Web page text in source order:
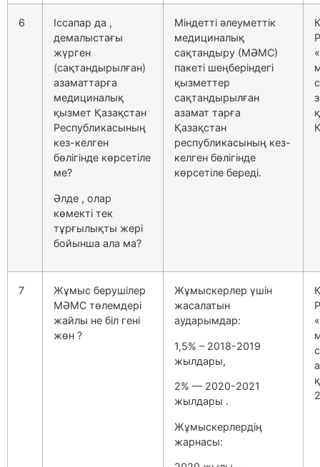
6
Іссапар да ,
демалыстағы
жүрген
(сақтандырылған)
азаматтарға
медициналық
қызмет Қазақстан
Республикасының
кез-келген
бөлігінде көрсетіле
ме?
Әлде , олар
көмекті тек
тұрғылықты жері
бойынша ала ма?
Міндетті әлеуметтік
медициналық
сақтандыру (МӘМС)
пакеті шеңберіндегі
қызметтер
сақтандырылған
азамат тарға
Қазақстан
республикасының кез-
келген бөлігінде
көрсетіле береді.
7
Жұмыс берушілер
МӘМС төлемдері
жайлы не біл гені
жөн ?
Жұмыскерлер үшін
жасалатын
аударымдар:
1,5% – 2018-2019
жылдары,
2% — 2020-2021
жылдары .
Жұмыскерлердің
жарнасы: